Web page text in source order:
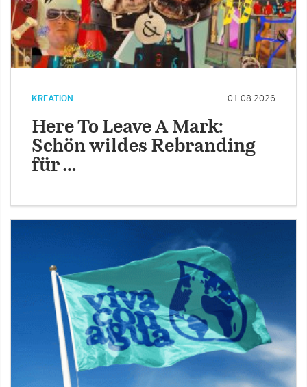
KREATION 01.08.2026
Here To Leave A Mark:
Schön wildes Rebranding
für …